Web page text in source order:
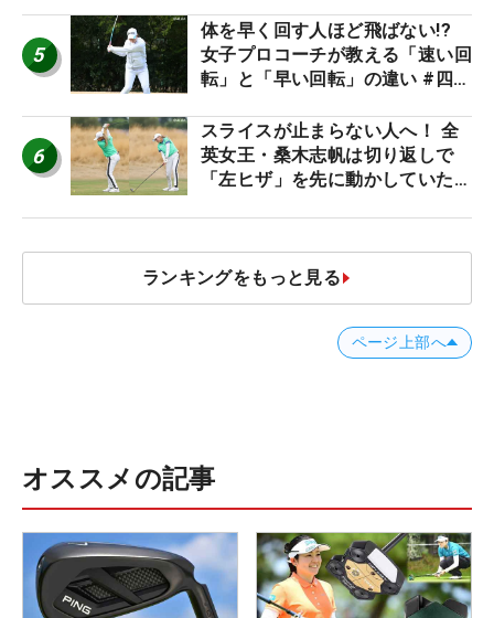
5
体を早く回す人ほど飛ばない!?
女子プロコーチが教える「速い回
転」と「早い回転」の違い #四の
6
スライスが止まらない人へ！ 全
英女王・桑木志帆は切り返しで
「左ヒザ」を先に動かしていた
ランキングをもっと見る
ページ上部へ
オススメの記事